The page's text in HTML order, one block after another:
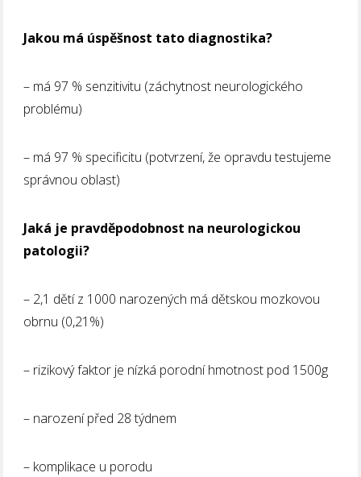
Jakou má úspěšnost tato diagnostika?
– má 97 % senzitivitu (záchytnost neurologického
problému)
– má 97 % specificitu (potvrzení, že opravdu testujeme
správnou oblast)
Jaká je pravděpodobnost na neurologickou
patologii?
– 2,1 dětí z 1000 narozených má dětskou mozkovou
obrnu (0,21%)
– rizikový faktor je nízká porodní hmotnost pod 1500g
– narození před 28 týdnem
– komplikace u porodu